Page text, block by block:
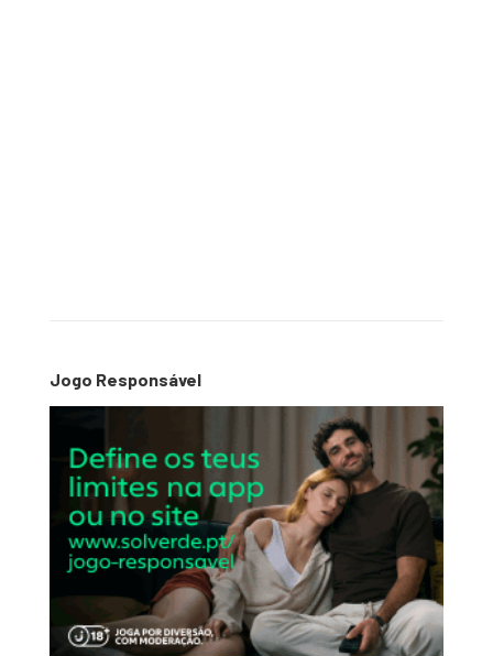
Jogo Responsável